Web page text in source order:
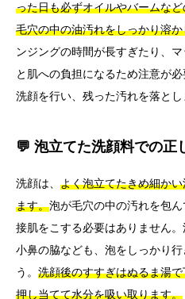
った日も必ずオイルやバームな
毛穴の中の油汚れをしっかり溶
ンジングの時間が長すぎたり、
と肌への負担になるため注意が
洗顔を行い、残った汚れを落とし
💬 泡立てた洗顔料での正
洗顔は、 よく泡立てたきめ細か
ます。泡が毛穴の中の汚れを包
接肌をこする必要はありません
小鼻の脇なども、泡をしっかり
う。 洗顔後のすすぎはぬるま湯
押し当てて水分を吸い取ります。